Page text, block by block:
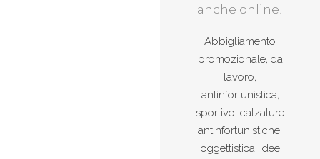
anche online!
Abbigliamento
promozionale, da
lavoro,
antinfortunistica,
sportivo, calzature
antinfortunistiche,
oggettistica, idee